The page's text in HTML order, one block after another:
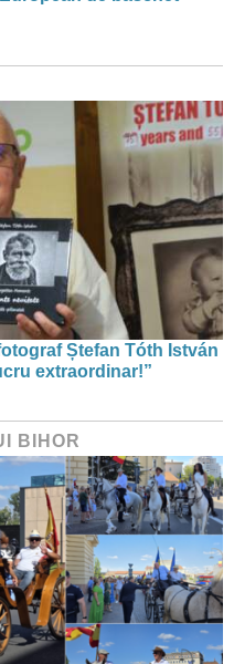
Ștefan Tóth István
extraordinar!”
BIHOR